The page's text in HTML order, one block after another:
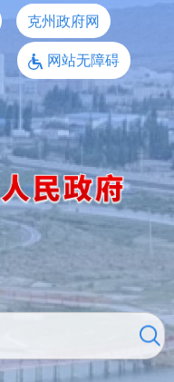
克州政府网
网站无障碍